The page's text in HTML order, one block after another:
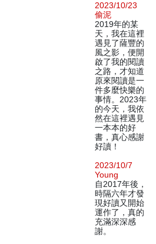
2023/10/23
偷泥
2019年的某
天，我在這裡
遇見了薩豐的
風之影，便開
啟了我的閱讀
之路，才知道
原來閱讀是一
件多麼快樂的
事情。2023年
的今天，我依
然在這裡遇見
一本本的好
書，真心感謝
好讀！
2023/10/7
Young
自2017年後，
時隔六年才發
現好讀又開始
運作了，真的
充滿深深感
謝。